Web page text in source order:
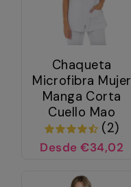
Chaqueta
Microfibra Mujer
Manga Corta
Cuello Mao
(2)
Desde €34,02